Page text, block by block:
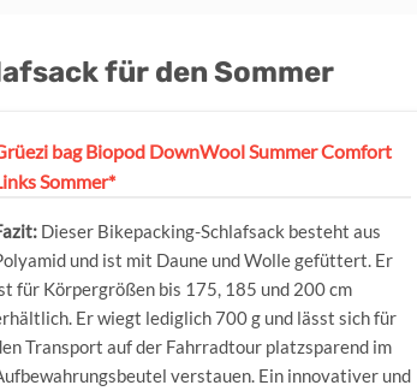
für den Sommer
bag Biopod DownWool Summer Comfort
Sommer*
Dieser Bikepacking-Schlafsack besteht aus
und ist mit Daune und Wolle gefüttert. Er
für Körpergrößen bis 175, 185 und 200 cm
Er wiegt lediglich 700 g und lässt sich für
Transport auf der Fahrradtour platzsparend im
verstauen. Ein innovativer und